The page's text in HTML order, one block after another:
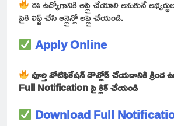
ఈ ఉద్యోగానికి అప్లై చేయాలి అనుకునే
పైకి లిఫ్ట్ చేసి ఆన్లైన్లో అప్లై చేయండి.
Apply Online
పూర్తి నోటిఫికేషన్ డౌన్లోడ్ చేయడానికి క్రింద
Full Notification పై క్లిక్ చేయండి
Download Full